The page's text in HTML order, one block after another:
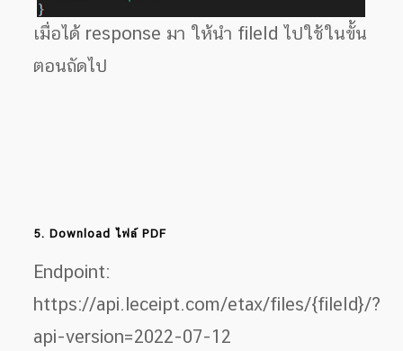
เมื่อได้ response มา ให้นำ fileId ไปใช้ในขั้น
ตอนถัดไป
5. Download ไฟล์ PDF
Endpoint:
https://api.leceipt.com/etax/files/{fileId}/?
api-version=2022-07-12